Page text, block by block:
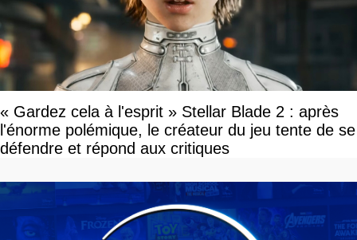
« Gardez cela à l'esprit » Stellar Blade 2 : après
l'énorme polémique, le créateur du jeu tente de se
défendre et répond aux critiques